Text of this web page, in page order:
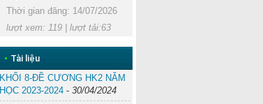
Thời gian đăng: 14/07/2026
lượt xem: 119 | lượt tải:63
• Tài liệu
KHỐI 8-ĐỀ CƯƠNG HK2 NĂM
HỌC 2023-2024- 30/04/2024